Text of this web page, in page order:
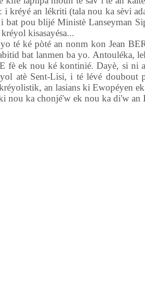
kréyé an lékriti (tala nou ka sèvi
bat pou blijé Ministè Lanseyman
kisasayésa...
té ké pòté an nonm kon Jean
bat lanmen ba yo. Antouléka,
fè ek nou ké kontinié. Dayè, si
atè Sent-Lisi, i té lévé doubout
an lasians ki Ewopéyen
nou ka chonjé'w ek nou ka di'w